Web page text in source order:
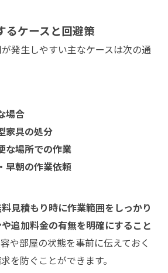
るケースと回避策
発生しやすい主なケースは次の通
場合
家具の処分
な場所での作業
早朝の作業依頼
見積もり時に作業範囲をしっかり
追加料金の有無を明確にすること
や部屋の状態を事前に伝えておく
を防ぐことができます。